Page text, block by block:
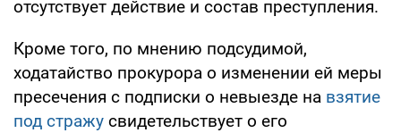
отсутствует действие и состав преступления.
Кроме того, по мнению подсудимой,
ходатайство прокурора о изменении ей меры
пресечения с подписки о невыезде на взятие
под стражу свидетельствует о его